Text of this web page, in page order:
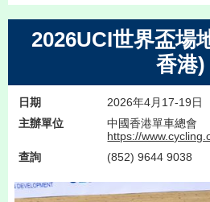
2026UCI世界盃場
香港)
日期
2026年4月17-19日
主辦單位
中國香港單車總會
https://
查詢
(852) 9644 9038